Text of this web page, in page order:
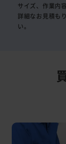
サイズ、作業内
詳細なお見積も
い。